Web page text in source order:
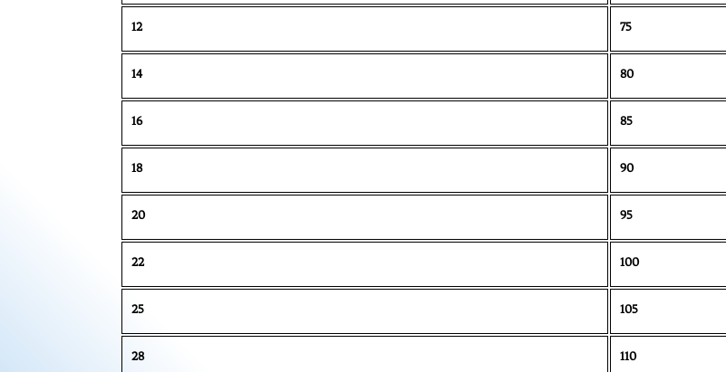
12 75
14 80
16 85
18 90
20 95
22 100
25 105
28 110